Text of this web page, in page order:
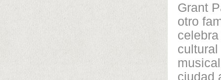
Grant
otro
ciudad